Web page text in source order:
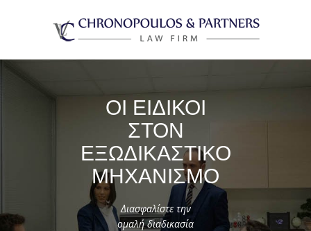
ΟΙ ΕΙΔΙΚΟΙ
ΣΤΟΝ
ΕΞΩΔΙΚΑΣΤΙΚΟ
ΜΗΧΑΝΙΣΜΟ
Διασφαλίστε την
ομαλή διαδικασία